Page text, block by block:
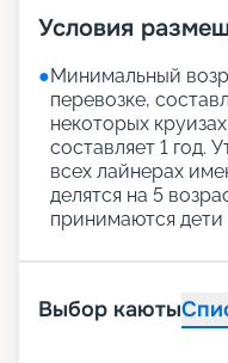
Условия
●Минимальный
перевозке,
некоторых
составляет 1 год.
всех лайнерах
делятся на 5
принимаются дети
Выбор каюты